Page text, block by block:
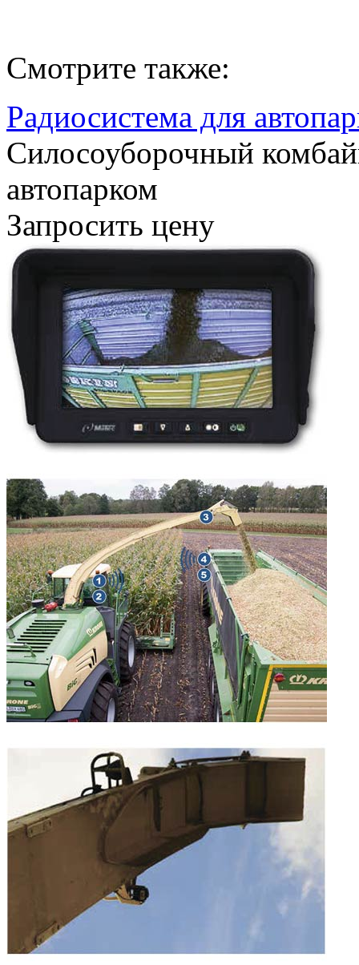
Смотрите также:
Радиосистема для
Силосоуборочный
автопарком
Запросить цену